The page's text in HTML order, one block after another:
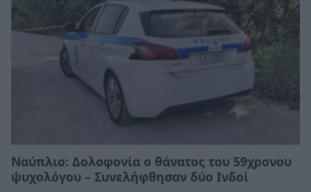
Ναύπλιο: Δολοφονία ο θάνατος του 59χρονου
ψυχολόγου – Συνελήφθησαν δύο Ινδοί